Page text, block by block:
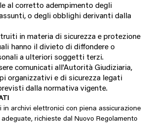
al corretto adempimento degli
o degli obblighi derivanti dalla
in materia di sicurezza e protezione
hanno il divieto di diffondere o
a ulteriori soggetti terzi.
comunicati all'Autorità Giudiziaria,
organizzativi e di sicurezza legati
dalla normativa vigente.
archivi elettronici con piena assicurazione
richieste dal Nuovo Regolamento